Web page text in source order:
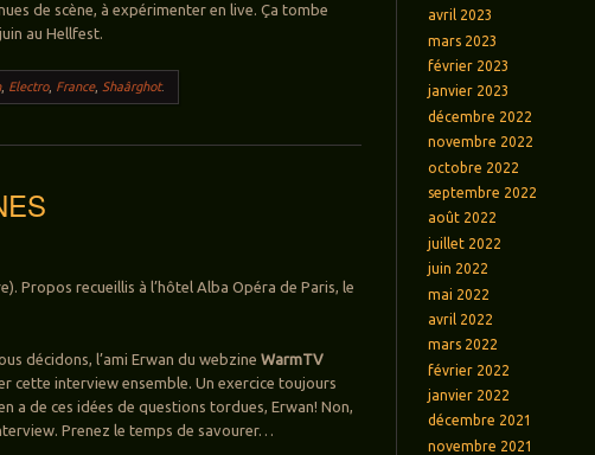
de scène, à expérimenter en live. Ça tombe
au Hellfest.
, Electro, France, Shaârghot.
Propos recueillis à l’hôtel Alba Opéra de Paris, le
décidons, l’ami Erwan du webzineWarmTV
cette interview ensemble. Un exercice toujours
a de ces idées de questions tordues, Erwan! Non,
Prenez le temps de savourer…
avril 2023
mars 2023
février 2023
janvier 2023
décembre 2022
novembre 2022
octobre 2022
septembre 2022
août 2022
juillet 2022
juin 2022
mai 2022
avril 2022
mars 2022
février 2022
janvier 2022
décembre 2021
novembre 2021